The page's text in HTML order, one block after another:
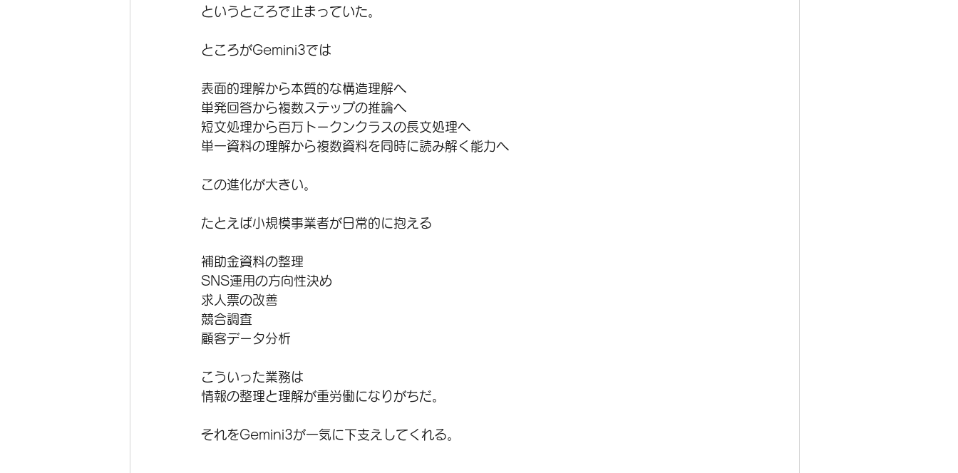
というところで止まっていた。
ところがGemini3では
表面的理解から本質的な構造理解へ
単発回答から複数ステップの推論へ
短文処理から百万トークンクラスの長文処理へ
単一資料の理解から複数資料を同時に読み解く能力へ
この進化が大きい。
たとえば小規模事業者が日常的に抱える
補助金資料の整理
SNS運用の方向性決め
求人票の改善
競合調査
顧客データ分析
こういった業務は
情報の整理と理解が重労働になりがちだ。
それをGemini3が一気に下支えしてくれる。